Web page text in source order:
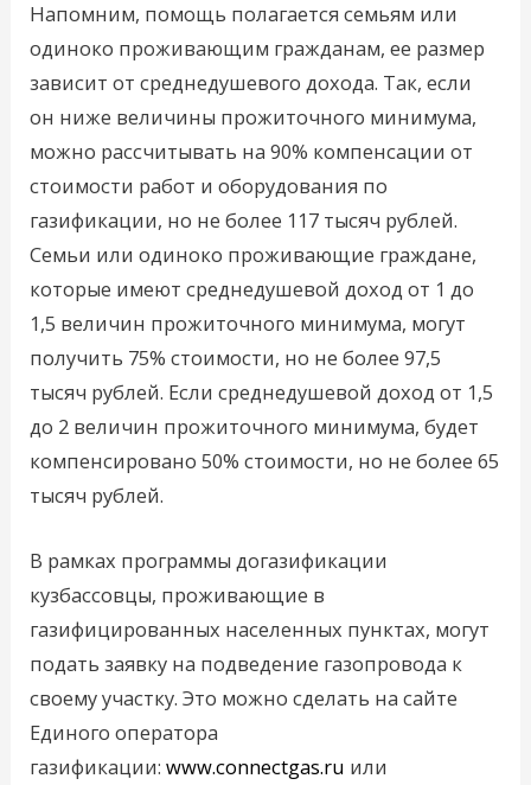
Напомним, помощь полагается семьям или
одиноко проживающим гражданам, ее размер
зависит от среднедушевого дохода. Так, если
он ниже величины прожиточного минимума,
можно рассчитывать на 90% компенсации от
стоимости работ и оборудования по
газификации, но не более 117 тысяч рублей.
Семьи или одиноко проживающие граждане,
которые имеют среднедушевой доход от 1 до
1,5 величин прожиточного минимума, могут
получить 75% стоимости, но не более 97,5
тысяч рублей. Если среднедушевой доход от 1,5
до 2 величин прожиточного минимума, будет
компенсировано 50% стоимости, но не более 65
тысяч рублей.
В рамках программы догазификации
кузбассовцы, проживающие в
газифицированных населенных пунктах, могут
подать заявку на подведение газопровода к
своему участку. Это можно сделать на сайте
Единого оператора
газификации:www.connectgas.ru или